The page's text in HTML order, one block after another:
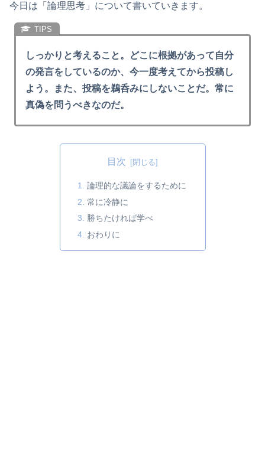
今日は「論理思考」について書いていきます。
しっかりと考えること。どこに根拠があって自分
の発言をしているのか、今一度考えてから投稿し
よう。また、投稿を鵜呑みにしないことだ。常に
真偽を問うべきなのだ。
目次
論理的な議論をするために
常に冷静に
勝ちたければ学べ
おわりに